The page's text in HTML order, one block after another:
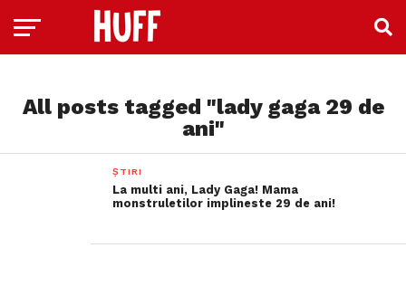
All posts tagged "lady gaga 29 de
ani"
ȘTIRI
La multi ani, Lady Gaga! Mama
monstruletilor implineste 29 de ani!